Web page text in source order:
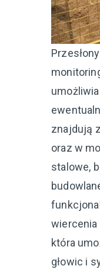
znajdują
oraz w
stalowe,
wiercenia
która
głowic i